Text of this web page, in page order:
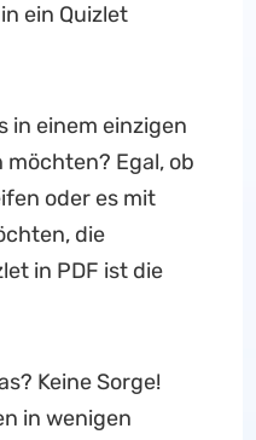
ein Quizlet
in einem einzigen
Egal, ob
oder es mit
die
in PDF ist die
Keine Sorge!
in wenigen